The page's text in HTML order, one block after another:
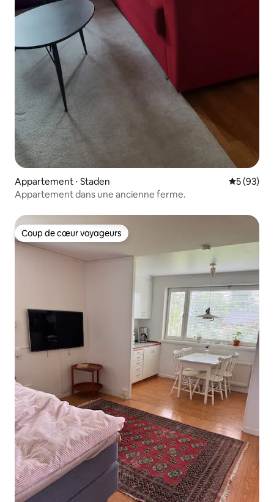
Appartement ⋅ Staden
5 (93)
Appartement dans une ancienne ferme.
Coup de cœur voyageurs
Coup de cœur voyageurs